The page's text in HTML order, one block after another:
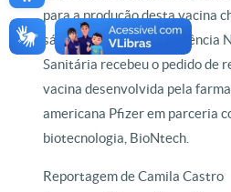
para a produção desta vacina
sábado. Além disso, a Agência
Sanitária recebeu o pedido de
vacina desenvolvida pela
americana Pfizer em parceria
biotecnologia, BioNtech.
Reportagem de Camila Castro